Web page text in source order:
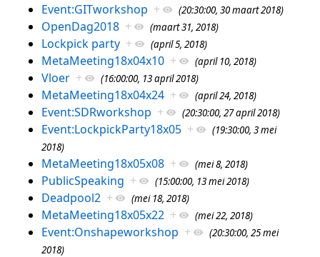
Event:GITworkshop + (20:30:00, 30 maart 2018)
OpenDag2018 + (maart 31, 2018)
Lockpick party + (april 5, 2018)
MetaMeeting18x04x10 + (april 10, 2018)
Vloer + (16:00:00, 13 april 2018)
MetaMeeting18x04x24 + (april 24, 2018)
Event:SDRworkshop + (20:30:00, 27 april 2018)
Event:LockpickParty18x05 +
(19:30:00, 3 mei
2018)
MetaMeeting18x05x08 + (mei 8, 2018)
PublicSpeaking + (15:00:00, 13 mei 2018)
Deadpool2 + (mei 18, 2018)
MetaMeeting18x05x22 + (mei 22, 2018)
Event:Onshapeworkshop +
(20:30:00, 25 mei
2018)